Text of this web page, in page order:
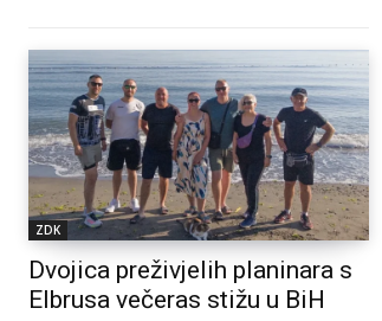
ZDK
Dvojica preživjelih planinara s
Elbrusa večeras stižu u BiH